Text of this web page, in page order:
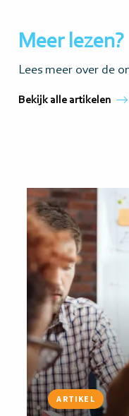
Meer lezen?
Lees meer over de
Bekijk alle artikelen
ARTIKEL
Lees
meer